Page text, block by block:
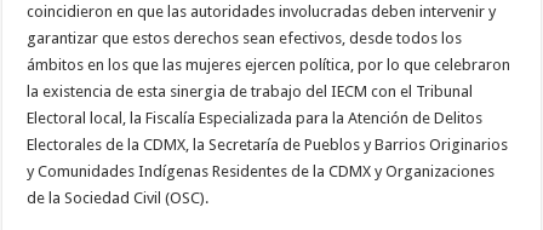
coincidieron en que las autoridades involucradas deben intervenir y
garantizar que estos derechos sean efectivos, desde todos los
ámbitos en los que las mujeres ejercen política, por lo que celebraron
la existencia de esta sinergia de trabajo del IECM con el Tribunal
Electoral local, la Fiscalía Especializada para la Atención de Delitos
Electorales de la CDMX, la Secretaría de Pueblos y Barrios Originarios
y Comunidades Indígenas Residentes de la CDMX y Organizaciones
de la Sociedad Civil (OSC).